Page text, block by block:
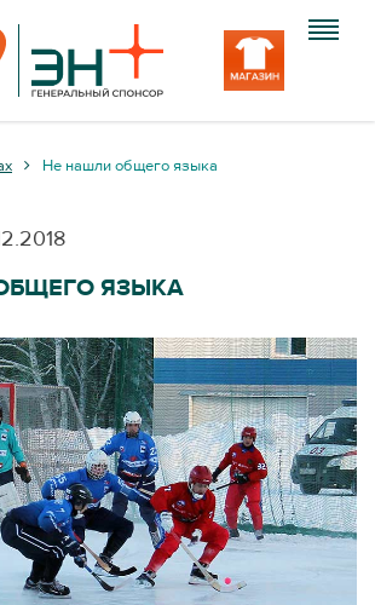
Не нашли общего языка
ЯЗЫКА